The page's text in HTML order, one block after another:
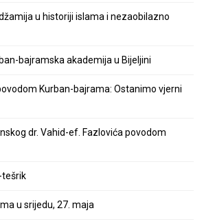
u historiji islama i nezaobilazno
bajramska akademija u Bijeljini
Kurban-bajrama: Ostanimo vjerni
dr. Vahid-ef. Fazlovića povodom
u srijedu, 27. maja